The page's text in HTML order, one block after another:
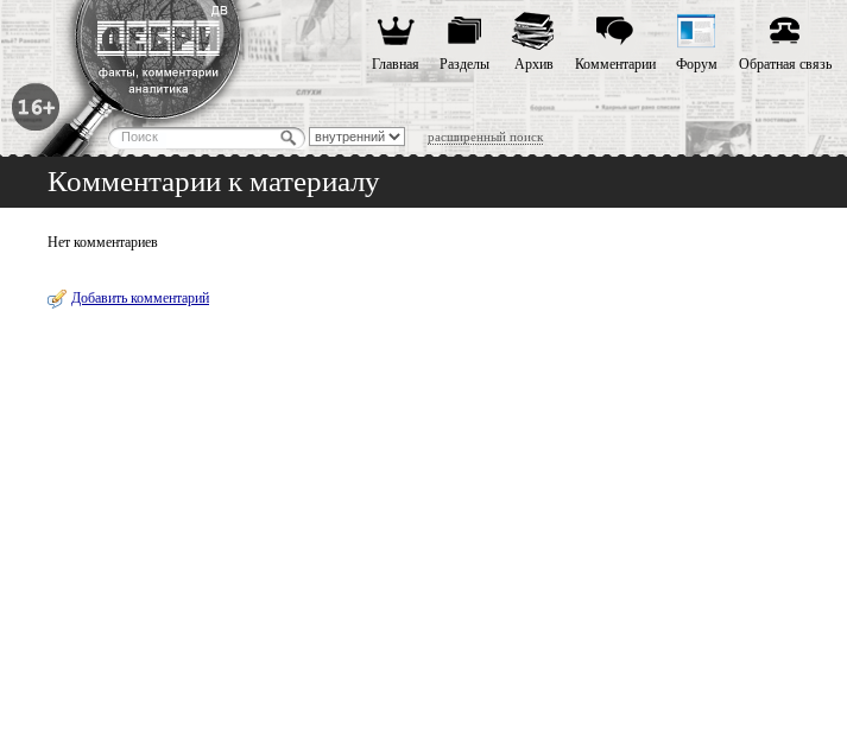
расширенный поиск
Главная Разделы Архив Комментарии Форум Обратная связь
Комментарии к материалу
Нет комментариев
Добавить комментарий